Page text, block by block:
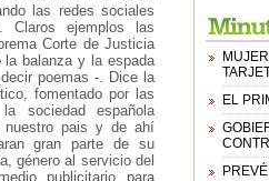
las redes sociales
Claros ejemplos las
Corte de Justicia
la balanza y la espada
poemas -. Dice la
fomentado por las
sociedad española
nuestro pais y de ahí
gran parte de su
género al servicio del
publicitario para
EL